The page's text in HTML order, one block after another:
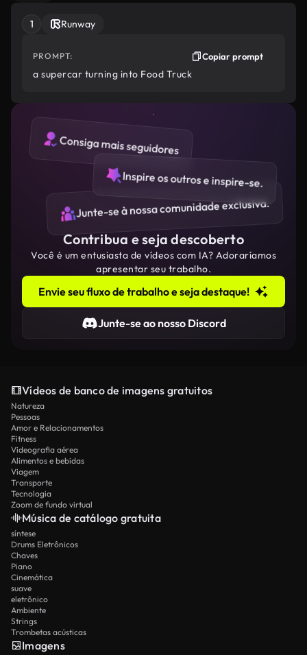
1 Runway
PROMPT: Copiar prompt
a supercar turning into Food Truck
Consiga mais seguidores
Inspire os outros e inspire-se.
Junte-se à nossa comunidade exclusiva.
Contribua e seja descoberto
Você é um entusiasta de vídeos com IA? Adoraríamos
apresentar seu trabalho.
Envie seu fluxo de trabalho e seja destaque!
Junte-se ao nosso Discord
Vídeos de banco de imagens gratuitos
Natureza
Pessoas
Amor e Relacionamentos
Fitness
Videografia aérea
Alimentos e bebidas
Viagem
Transporte
Tecnologia
Zoom de fundo virtual
Música de catálogo gratuita
síntese
Drums Eletrônicos
Chaves
Piano
Cinemática
suave
eletrônico
Ambiente
Strings
Trombetas acústicas
Imagens